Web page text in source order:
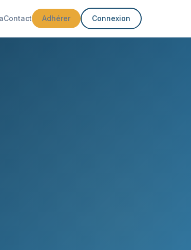
Contact Adhérer Connexion